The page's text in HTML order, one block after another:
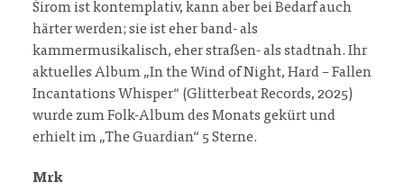
Širom ist kontemplativ, kann aber bei Bedarf auch
härter werden; sie ist eher band- als
kammermusikalisch, eher straßen- als stadtnah. Ihr
aktuelles Album „In the Wind of Night, Hard – Fallen
Incantations Whisper“ (Glitterbeat Records, 2025)
wurde zum Folk-Album des Monats gekürt und
erhielt im „The Guardian“ 5 Sterne.
Mrk